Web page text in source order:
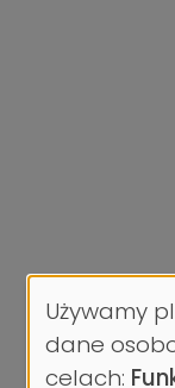
danych
Używamy
dane
celach: